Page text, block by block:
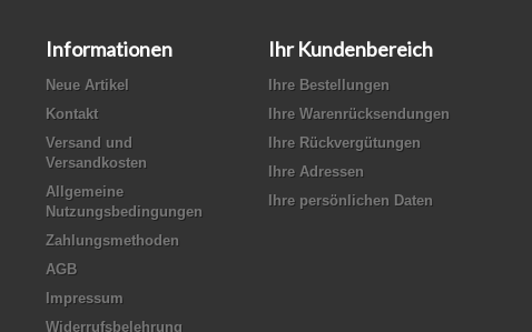
Informationen
Neue Artikel
Kontakt
Versand und
Versandkosten
Allgemeine
Nutzungsbedingungen
Zahlungsmethoden
AGB
Impressum
Widerrufsbelehrung
Ihr Kundenbereich
Ihre Bestellungen
Ihre Warenrücksendungen
Ihre Rückvergütungen
Ihre Adressen
Ihre persönlichen Daten